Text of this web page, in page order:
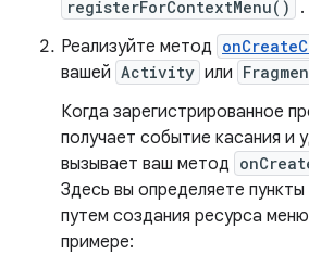
registerForContextMenu()
.
Реализуйте метод
вашей Activity или
Когда зарегистрированное
получает событие касания и
вызывает ваш метод
Здесь вы определяете
путем создания ресурса
примере: